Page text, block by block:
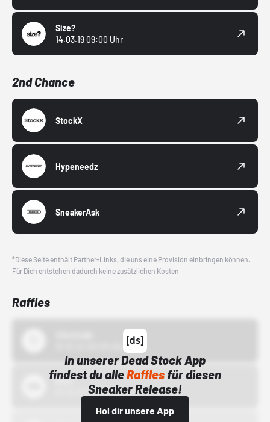
Size?
14.03.19 09:00 Uhr
2nd Chance
StockX
Hypeneedz
SneakerAsk
*Diese Seite enthält Partner-Links, die uns eine Provision einbringen können.
Für Dich entstehen dadurch keine zusätzlichen Kosten.
Raffles
In unserer Dead Stock App
findest du alleRafflesfür diesen
Sneaker Release!
Hol dir unsere App
Bstn
01.10.22 00:00 Uhr